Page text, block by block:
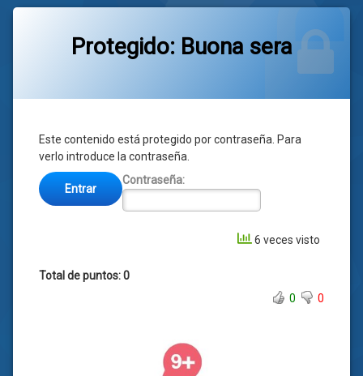
Protegido: Buona sera
Este contenido está protegido por contraseña. Para
verlo introduce la contraseña.
Contraseña:
6 veces visto
Total de puntos: 0
0
0